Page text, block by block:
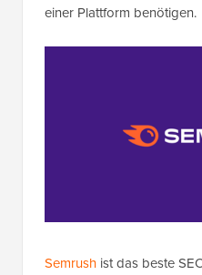
einer Plattform benötigen.
Semrush ist das beste